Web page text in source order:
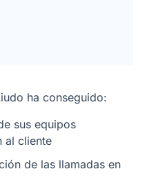
ha conseguido:
sus equipos
al cliente
de las llamadas en